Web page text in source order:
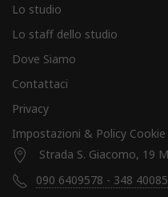
Lo studio
Lo staff dello studio
Dove Siamo
Contattaci
Privacy
Impostazioni & Policy Cookie
Strada S. Giacomo, 19
090 6409578 - 348